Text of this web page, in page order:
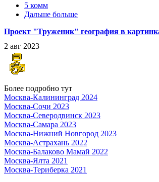
5 комм
Дальше больше
Проект "Труженик" география в
2 авг 2023
Более подробно тут
Москва-Калининград 2024
Москва-Сочи 2023
Москва-Северодвинск 2023
Москва-Самара 2023
Москва-Нижний Новгород 2023
Москва-Астрахань 2022
Москва-Балаково Мамай 2022
Москва-Ялта 2021
Москва-Териберка 2021